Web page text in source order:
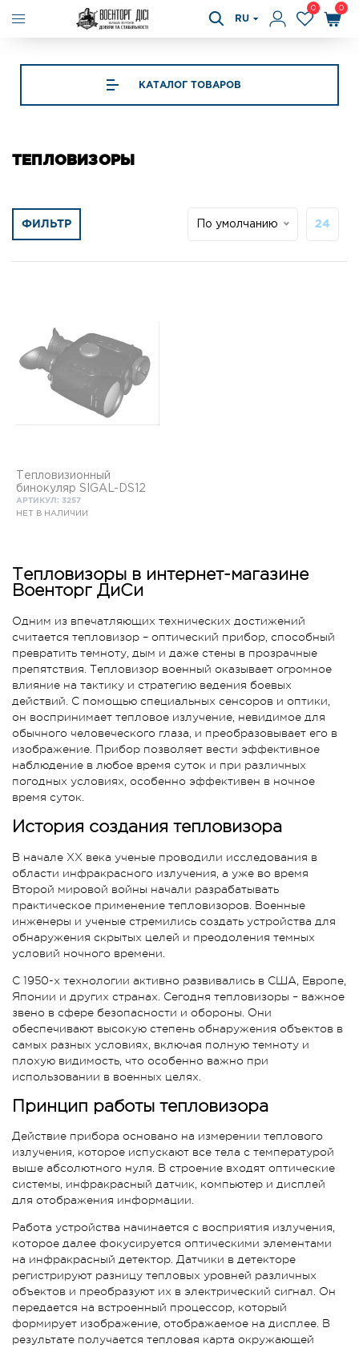
RU
0 0
КАТАЛОГ ТОВАРОВ
ТЕПЛОВИЗОРЫ
ФИЛЬТР По умолчанию 24
Тепловизионный
бинокуляр SIGAL-DS12
АРТИКУЛ: 3257
НЕТ В НАЛИЧИИ
Тепловизоры в интернет-магазине
Военторг ДиСи
Одним из впечатляющих технических достижений
считается тепловизор – оптический прибор, способный
превратить темноту, дым и даже стены в прозрачные
препятствия. Тепловизор военный оказывает огромное
влияние на тактику и стратегию ведения боевых
действий. С помощью специальных сенсоров и оптики,
он воспринимает тепловое излучение, невидимое для
обычного человеческого глаза, и преобразовывает его в
изображение. Прибор позволяет вести эффективное
наблюдение в любое время суток и при различных
погодных условиях, особенно эффективен в ночное
время суток.
История создания тепловизора
В начале XX века ученые проводили исследования в
области инфракрасного излучения, а уже во время
Второй мировой войны начали разрабатывать
практическое применение тепловизоров. Военные
инженеры и ученые стремились создать устройства для
обнаружения скрытых целей и преодоления темных
условий ночного времени.
С 1950-х технологии активно развивались в США, Европе,
Японии и других странах. Сегодня тепловизоры – важное
звено в сфере безопасности и обороны. Они
обеспечивают высокую степень обнаружения объектов в
самых разных условиях, включая полную темноту и
плохую видимость, что особенно важно при
использовании в военных целях.
Принцип работы тепловизора
Действие прибора основано на измерении теплового
излучения, которое испускают все тела с температурой
выше абсолютного нуля. В строение входят оптические
системы, инфракрасный датчик, компьютер и дисплей
для отображения информации.
Работа устройства начинается с восприятия излучения,
которое далее фокусируется оптическими элементами
на инфракрасный детектор. Датчики в детекторе
регистрируют разницу тепловых уровней различных
объектов и преобразуют их в электрический сигнал. Он
передается на встроенный процессор, который
формирует изображение, отображаемое на дисплее. В
результате получается тепловая карта окружающей